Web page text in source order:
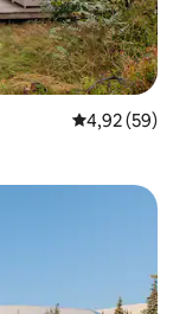
Évaluation
4,92 (59)